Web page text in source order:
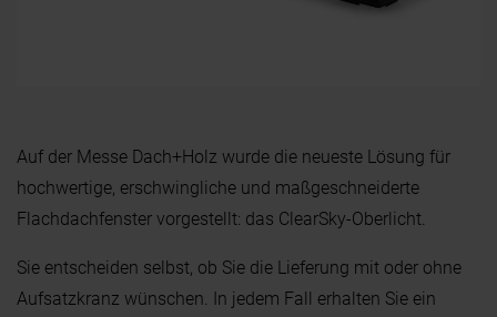
Auf der Messe Dach+Holz wurde die neueste Lösung für
hochwertige, erschwingliche und maßgeschneiderte
Flachdachfenster vorgestellt: das ClearSky-Oberlicht.
Sie entscheiden selbst, ob Sie die Lieferung mit oder ohne
Aufsatzkranz wünschen. In jedem Fall erhalten Sie ein